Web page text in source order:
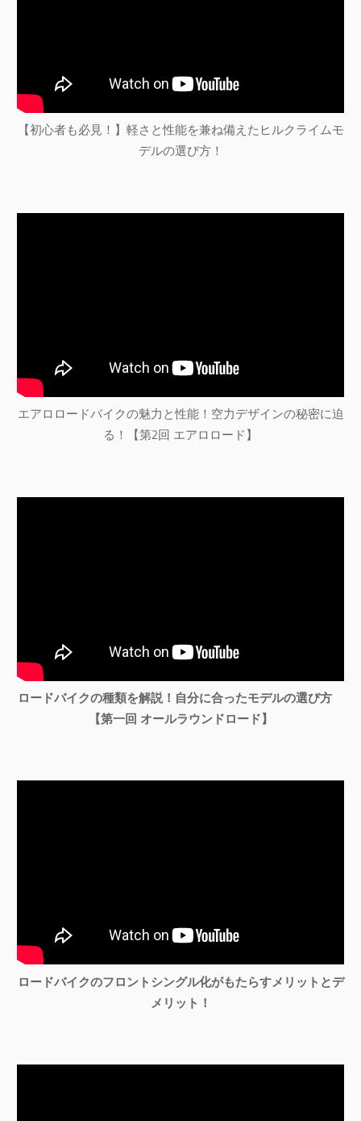
【初心者も必見！】軽さと性能を兼ね備えたヒルクライムモ
デルの選び方！
エアロロードバイクの魅力と性能！空力デザインの秘密に迫
る！【第2回 エアロロード】
ロードバイクの種類を解説！自分に合ったモデルの選び方
【第一回 オールラウンドロード】
ロードバイクのフロントシングル化がもたらすメリットとデ
メリット！